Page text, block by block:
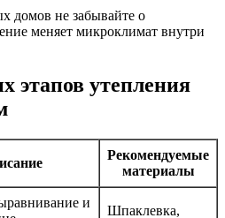
домов не забывайте о
меняет микроклимат внутри
этапов утепления
Рекомендуемые
материалы
и
Шпаклевка,